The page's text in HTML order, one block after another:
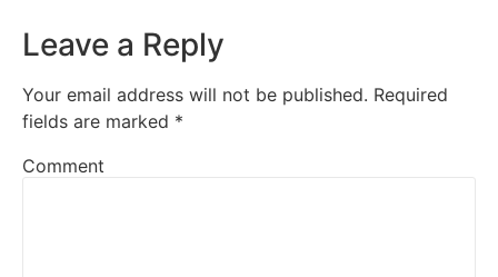
Leave a Reply
Your email address will not be published. Required
fields are marked *
Comment